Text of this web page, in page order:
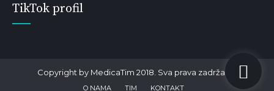
TikTok profil
Copyright by MedicaTim 2018. Sva prava zadržana.
O NAMA TIM KONTAKT